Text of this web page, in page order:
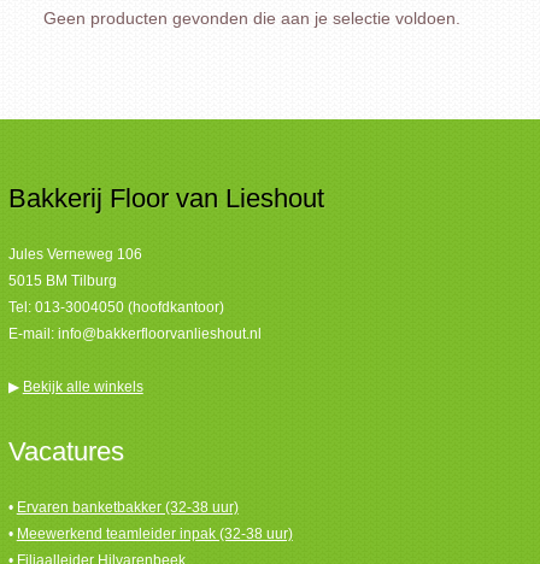
Geen producten gevonden die aan je selectie voldoen.
Bakkerij Floor van Lieshout
Jules Verneweg 106
5015 BM Tilburg
Tel: 013-3004050 (hoofdkantoor)
E-mail: info@bakkerfloorvanlieshout.nl
▶ Bekijk alle winkels
Vacatures
• Ervaren banketbakker (32-38 uur)
• Meewerkend teamleider inpak (32-38 uur)